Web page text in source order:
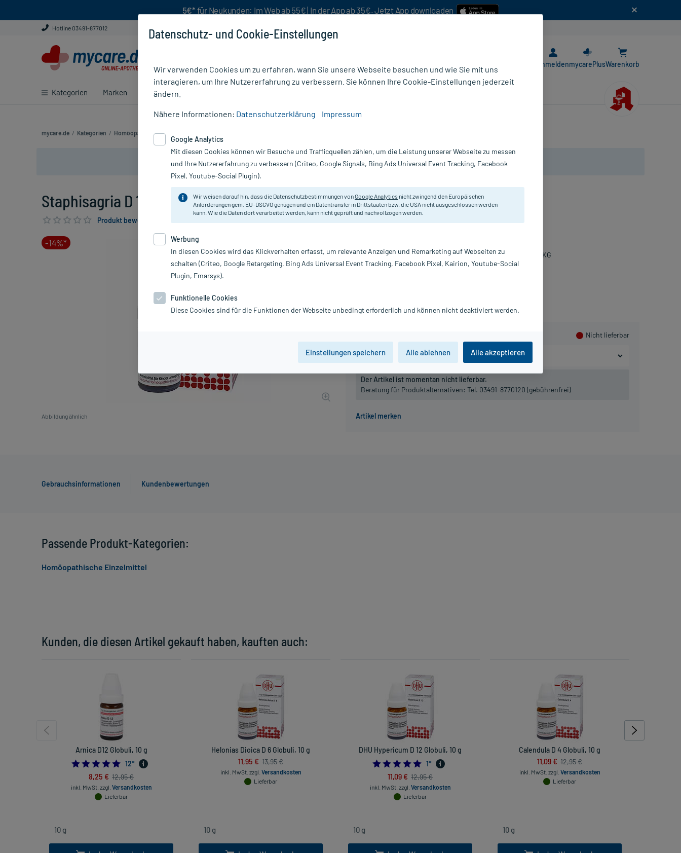
5€* für Neukunden: Im Web ab 55€ | In der App ab 35€. Jetzt App downloaden
Hotline 03491-877012
Kategorien Marken Ratgeber
AnmeldenmycarePlusWarenkorb
mycare.de / Kategorien / Homöopathie / Einzelmittel
Nur für kurze Zeit:Gratis-Versand* ab 19€ Mindestbestellwert!
Staphisagria D 1000 Globuli, 10 g
Produkt bewerten & PlusHerzen sichern
-14%*
Abbildung ähnlich
Grundpreis: 4.104,00 € / kg
Nicht lieferbar
Der Artikel ist momentan nicht lieferbar.
Beratung für Produktalternativen: Tel. 03491-8770120 (gebührenfrei)
Homöopathisches Arzneimittel.
Darreichung:
Globuli
Hersteller:
DHU-Arzneimittel GmbH & Co. KG
Gebrauchsinformationen Kundenbewertungen
Kunden, die diesen Artikel gekauft haben, kauften auch:
Arnica D12 Globuli, 10 g
5.0
12*
8,25 € 12,95 €
inkl. MwSt. zzgl. Versandkosten
Lieferbar
Helonias Dioica D 6 Globuli, 10 g
11,95 € 13,95 €
inkl. MwSt. zzgl. Versandkosten
Lieferbar
DHU Hypericum D 12 Globuli, 10 g
5.0
1*
11,09 € 12,95 €
inkl. MwSt. zzgl. Versandkosten
Lieferbar
Calendula D 4 Globuli, 10 g
11,09 € 12,95 €
inkl. MwSt. zzgl. Versandkosten
Lieferbar
Passende Produkt-Kategorien:
Homöopathische Einzelmittel
Datenschutz- und Cookie-Einstellungen
Wir verwenden Cookies um zu erfahren, wann Sie unsere Webseite besuchen und wie Sie mit uns
interagieren, um Ihre Nutzererfahrung zu verbessern. Sie können Ihre Cookie-Einstellungen jederzeit
ändern.
Nähere Informationen: Datenschutzerklärung Impressum
Google Analytics
Mit diesen Cookies können wir Besuche und Trafficquellen zählen, um die Leistung unserer Webseite zu messen
und Ihre Nutzererfahrung zu verbessern (Criteo, Google Signals, Bing Ads Universal Event Tracking, Facebook
Pixel, Youtube-Social Plugin).
Wir weisen darauf hin, dass die Datenschutzbestimmungen vonGoogle Analytics nicht zwingend den Europäischen
Anforderungen gem. EU-DSGVO genügen und ein Datentransfer in Drittstaaten bzw. die USA nicht ausgeschlossen werden
kann. Wie die Daten dort verarbeitet werden, kann nicht geprüft und nachvollzogen werden.
Werbung
In diesen Cookies wird das Klickverhalten erfasst, um relevante Anzeigen und Remarketing auf Webseiten zu
schalten (Criteo, Google Retargeting, Bing Ads Universal Event Tracking, Facebook Pixel, Kairion, Youtube-Social
Plugin, Emarsys).
Funktionelle Cookies
Diese Cookies sind für die Funktionen der Webseite unbedingt erforderlich und können nicht deaktiviert werden.
Einstellungen speichern Alle ablehnen Alle akzeptieren